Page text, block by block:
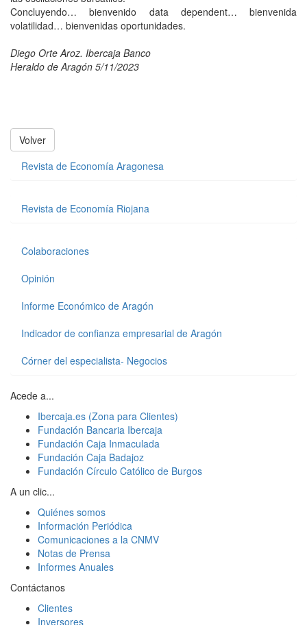
Concluyendo… bienvenido data dependent… bienvenida
volatilidad… bienvenidas oportunidades.
Diego Orte Aroz. Ibercaja Banco
Heraldo de Aragón 5/11/2023
Volver
Revista de Economía Aragonesa
Revista de Economía Riojana
Colaboraciones
Opinión
Informe Económico de Aragón
Indicador de confianza empresarial de Aragón
Córner del especialista- Negocios
Acede a...
Ibercaja.es (Zona para Clientes)
Fundación Bancaria Ibercaja
Fundación Caja Inmaculada
Fundación Caja Badajoz
Fundación Círculo Católico de Burgos
A un clic...
Quiénes somos
Información Periódica
Comunicaciones a la CNMV
Notas de Prensa
Informes Anuales
Contáctanos
Clientes
Inversores